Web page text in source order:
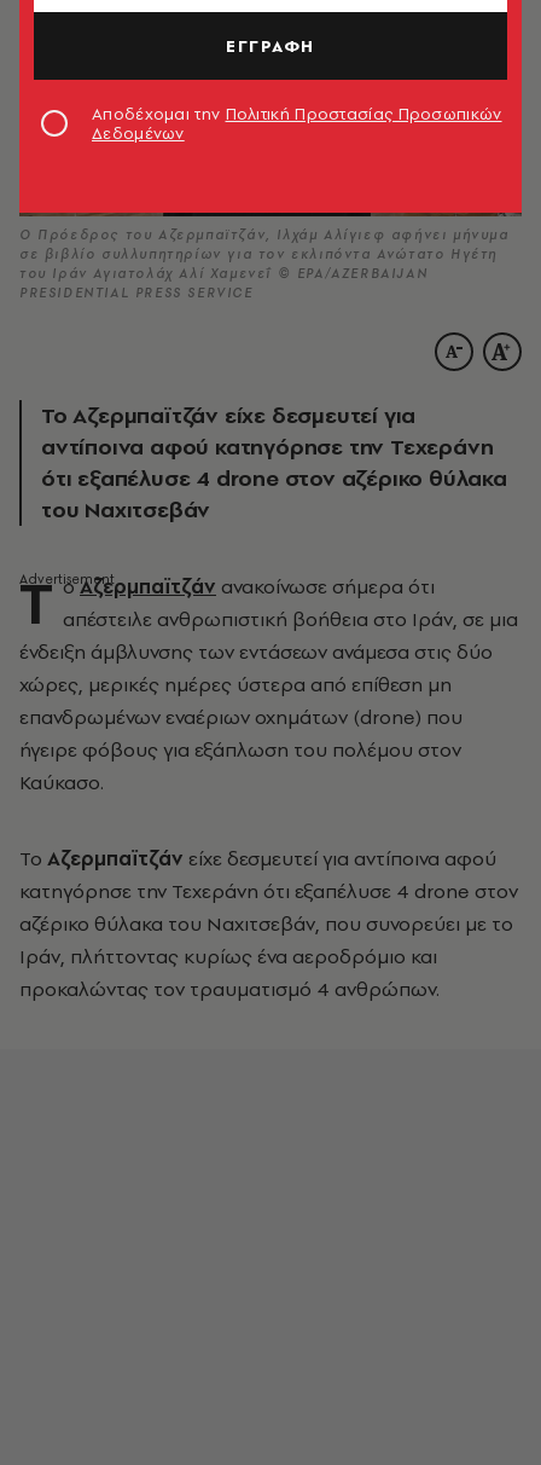
O Πρόεδρος του Αζερμπαϊτζάν, Ιλχάμ Αλίγιεφ αφήνει μήνυμα
σε βιβλίο συλλυπητηρίων για τον εκλιπόντα Ανώτατο Ηγέτη
του Ιράν Αγιατολάχ Αλί Χαμενεΐ © ΕΡΑ/AZERBAIJAN
PRESIDENTIAL PRESS SERVICE
Το Αζερμπαϊτζάν είχε δεσμευτεί για
αντίποινα αφού κατηγόρησε την Τεχεράνη
ότι εξαπέλυσε 4 drone στον αζέρικο θύλακα
του Ναχιτσεβάν
Τ οΑζερμπαϊτζάν ανακοίνωσε σήμερα ότι
απέστειλε ανθρωπιστική βοήθεια στο Ιράν, σε μια
ένδειξη άμβλυνσης των εντάσεων ανάμεσα στις δύο
χώρες, μερικές ημέρες ύστερα από επίθεση μη
επανδρωμένων εναέριων οχημάτων (drone) που
ήγειρε φόβους για εξάπλωση του πολέμου στον
Καύκασο.
Το Αζερμπαϊτζάν είχε δεσμευτεί για αντίποινα αφού
κατηγόρησε την Τεχεράνη ότι εξαπέλυσε 4 drone στον
αζέρικο θύλακα του Ναχιτσεβάν, που συνορεύει με το
Ιράν, πλήττοντας κυρίως ένα αεροδρόμιο και
προκαλώντας τον τραυματισμό 4 ανθρώπων.
ΕΓΓΡΑΦΗ
Αποδέχομαι την Πολιτική Προστασίας Προσωπικών
Δεδομένων